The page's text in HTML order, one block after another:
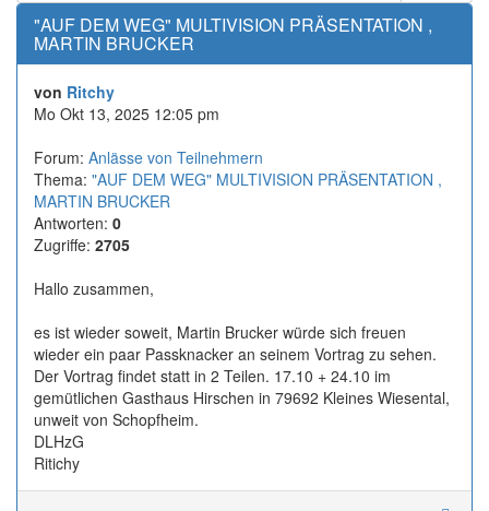
"AUF DEM WEG" MULTIVISION PRÄSENTATION ,
MARTIN BRUCKER
von Ritchy
Mo Okt 13, 2025 12:05 pm
Forum: Anlässe von Teilnehmern
Thema: "AUF DEM WEG" MULTIVISION PRÄSENTATION ,
MARTIN BRUCKER
Antworten: 0
Zugriffe: 2705
Hallo zusammen,
es ist wieder soweit, Martin Brucker würde sich freuen
wieder ein paar Passknacker an seinem Vortrag zu sehen.
Der Vortrag findet statt in 2 Teilen. 17.10 + 24.10 im
gemütlichen Gasthaus Hirschen in 79692 Kleines Wiesental,
unweit von Schopfheim.
DLHzG
Ritichy